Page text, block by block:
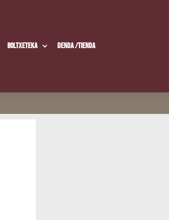
Boltxe­te­ka Den­da /​Tien­da